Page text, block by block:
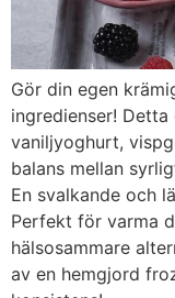
Gör din egen
ingredienser!
vaniljyoghurt,
balans mellan
En svalkande och
Perfekt för varma
hälsosammare
av en hemgjord